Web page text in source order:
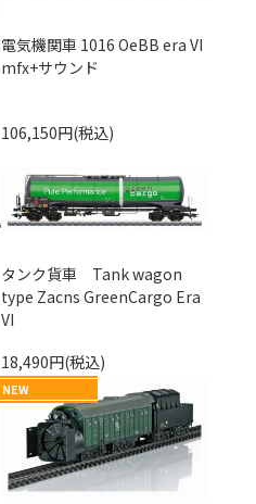
電気機関車 1016 OeBB era VI
mfx+サウンド
106,150円(税込)
タンク貨車 Tank wagon
type Zacns GreenCargo Era
VI
18,490円(税込)
NEW